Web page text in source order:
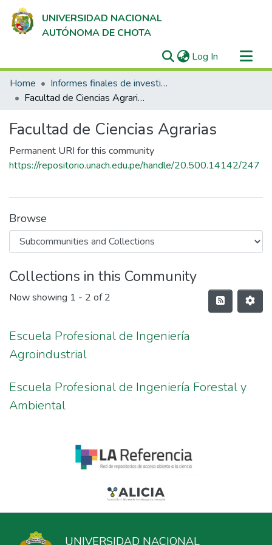
UNIVERSIDAD NACIONAL
AUTÓNOMA DE CHOTA
Log In (current)
Communities & Collections
All of DSpace
Home
Informes finales de investigación
Facultad de Ciencias Agrarias
Facultad de Ciencias Agrarias
Permanent URI for this community
https://repositorio.unach.edu.pe/handle/20.500.14142/247
Browse
Collections in this Community
Now showing 1 - 2 of 2
Escuela Profesional de Ingeniería
Agroindustrial
Escuela Profesional de Ingeniería Forestal y
Ambiental
UNIVERSIDAD NACIONAL